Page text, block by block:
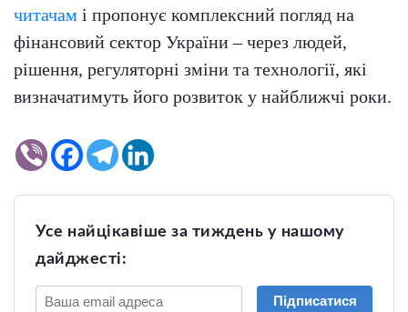
читачам і пропонує комплексний погляд на
фінансовий сектор України – через людей,
рішення, регуляторні зміни та технології, які
визначатимуть його розвиток у найближчі роки.
Усе найцікавіше за тиждень у нашому
дайджесті:
Підписатися